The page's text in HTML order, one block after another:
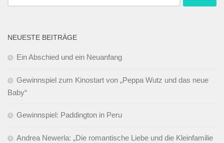
nach:
NEUESTE BEITRÄGE
Ein Abschied und ein Neuanfang
Gewinnspiel zum Kinostart von „Peppa Wutz und das neue
Baby“
Gewinnspiel: Paddington in Peru
Andrea Newerla: „Die romantische Liebe und die Kleinfamilie